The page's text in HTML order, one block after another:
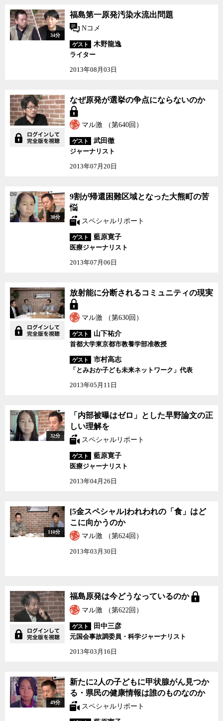
福島第一原発汚染水流出
問題
34分
福島第一原発汚染水流出問題
Nコメ
ゲスト
木野龍逸
ライター
2013年08月03日
なぜ原発が選挙の争点に
ならないのか
なぜ原発が選挙の争点にならないのか
マル激 （第640回）
ゲスト
武田徹
ジャーナリスト
2013年07月20日
9割が帰還困難区域とな
った大熊町の苦悩
30分
9割が帰還困難区域となった大熊町の苦
悩
スペシャルリポート
ゲスト
藍原寛子
医療ジャーナリスト
2013年07月06日
放射能に分断されるコミ
ュニティの現実
放射能に分断されるコミュニティの現実
マル激 （第630回）
ゲスト
山下祐介
首都大学東京都市教養学部准教授
ゲスト
市村高志
「とみおか子ども未来ネットワーク」代表
2013年05月11日
「内部被曝はゼロ」とし
た早野論文の正しい理解
を
32分
「内部被曝はゼロ」とした早野論文の正
しい理解を
スペシャルリポート
ゲスト
藍原寛子
医療ジャーナリスト
2013年04月26日
[5金スペシャル]われわ
れの「食」はどこに向か
うのか
110分
[5金スペシャル]われわれの「食」はど
こに向かうのか
マル激 （第624回）
2013年03月30日
福島原発は今どうなって
いるのか
福島原発は今どうなっているのか
マル激 （第622回）
ゲスト
田中三彦
元国会事故調委員・科学ジャーナリスト
2013年03月16日
新たに2人の子どもに甲
状腺がん見つかる・県民
の健康情報は誰のものな
のか
49分
新たに2人の子どもに甲状腺がん見つか
る・県民の健康情報は誰のものなのか
スペシャルリポート